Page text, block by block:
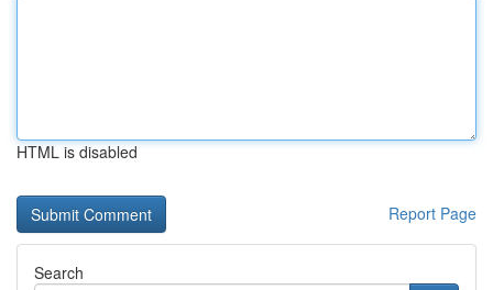
HTML is disabled
Report Page
Search